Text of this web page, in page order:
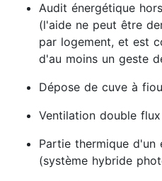
Audit énergétique
(l'aide ne peut être
par logement, et est
d'au moins un geste
Dépose de cuve à
Ventilation double flux
Partie thermique d'un
(système hybride